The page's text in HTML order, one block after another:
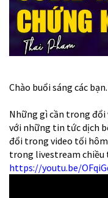
Chào buổi sáng các
Những gì cần trong đổi
với những tin tức dịch
đổi trong video tối hôm
trong livestream chiều
https://youtu.be/